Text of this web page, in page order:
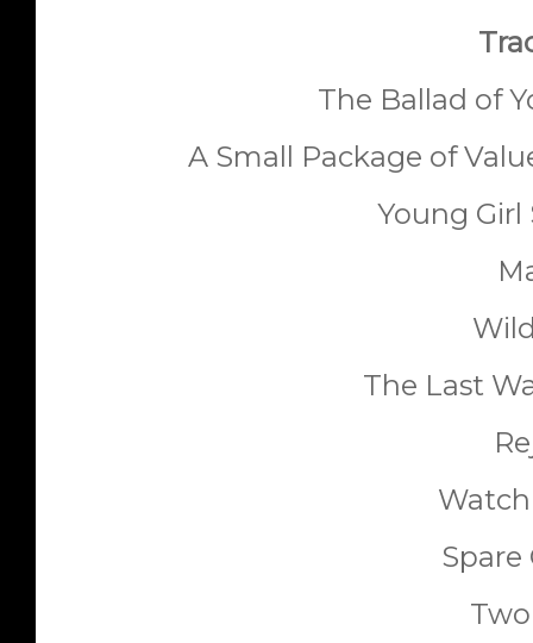
The Ballad of
A Small Package of
Young Girl
The Last
Spare